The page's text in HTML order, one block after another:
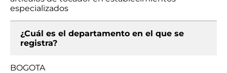
especializados
¿Cuál es el departamento en el que se
registra?
BOGOTA